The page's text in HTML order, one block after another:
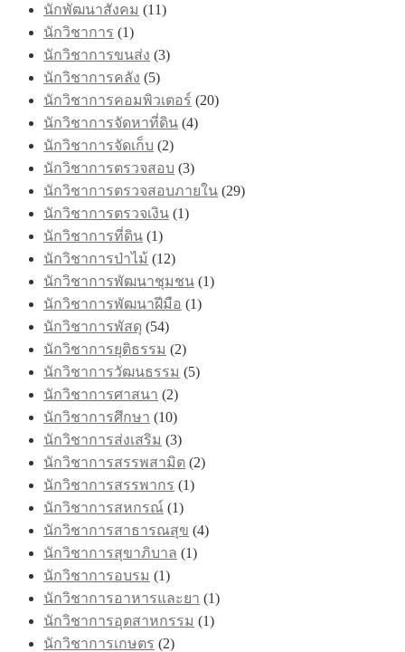
นักพัฒนาสังคม (11)
นักวิชาการ (1)
นักวิชาการขนส่ง (3)
นักวิชาการคลัง (5)
นักวิชาการคอมพิวเตอร์ (20)
นักวิชาการจัดหาที่ดิน (4)
นักวิชาการจัดเก็บ (2)
นักวิชาการตรวจสอบ (3)
นักวิชาการตรวจสอบภายใน (29)
นักวิชาการตรวจเงิน (1)
นักวิชาการที่ดิน (1)
นักวิชาการป่าไม้ (12)
นักวิชาการพัฒนาชุมชน (1)
นักวิชาการพัฒนาฝีมือ (1)
นักวิชาการพัสดุ (54)
นักวิชาการยุติธรรม (2)
นักวิชาการวัฒนธรรม (5)
นักวิชาการศาสนา (2)
นักวิชาการศึกษา (10)
นักวิชาการส่งเสริม (3)
นักวิชาการสรรพสามิต (2)
นักวิชาการสรรพากร (1)
นักวิชาการสหกรณ์ (1)
นักวิชาการสาธารณสุข (4)
นักวิชาการสุขาภิบาล (1)
นักวิชาการอบรม (1)
นักวิชาการอาหารและยา (1)
นักวิชาการอุตสาหกรรม (1)
นักวิชาการเกษตร (2)